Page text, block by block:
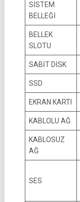
SİSTEM
BELLEĞİ
BELLEK
SLOTU
SABİT DİSK
SSD
EKRAN KARTI
KABLOLU AĞ
KABLOSUZ
AĞ
SES